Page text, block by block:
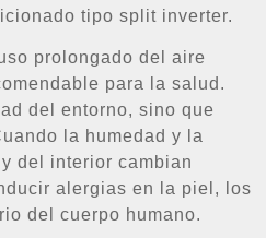
tipo split inverter.
prolongado del aire
para la salud.
del entorno, sino que
la humedad y la
del interior cambian
alergias en la piel, los
del cuerpo humano.